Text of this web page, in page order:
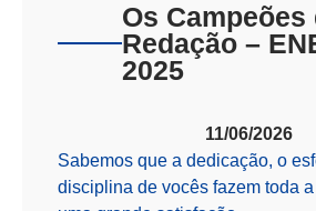
Os Campeões
Redação –
2025
11/06/2026
Sabemos que a dedicação, o
disciplina de vocês fazem toda